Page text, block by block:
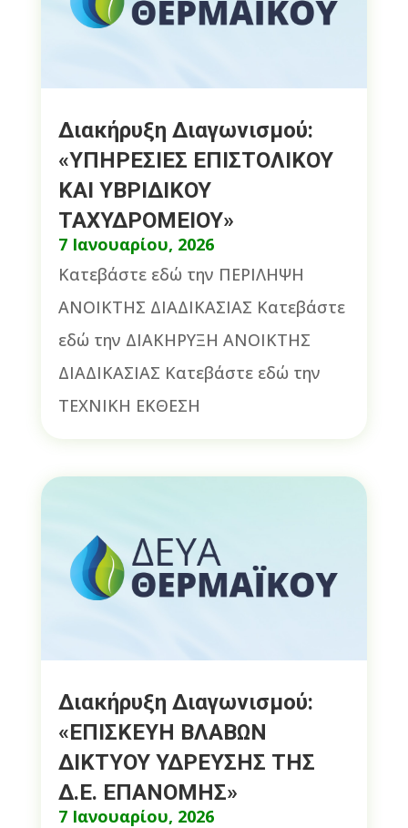
Διακήρυξη Διαγωνισμού:
«ΥΠΗΡΕΣΙΕΣ ΕΠΙΣΤΟΛΙΚΟΥ
ΚΑΙ ΥΒΡΙΔΙΚΟΥ
ΤΑΧΥΔΡΟΜΕΙΟΥ»
7 Ιανουαρίου, 2026
Κατεβάστε εδώ την ΠΕΡΙΛΗΨΗ
ΑΝΟΙΚΤΗΣ ΔΙΑΔΙΚΑΣΙΑΣ Κατεβάστε
εδώ την ΔΙΑΚΗΡΥΞΗ ΑΝΟΙΚΤΗΣ
ΔΙΑΔΙΚΑΣΙΑΣ Κατεβάστε εδώ την
ΤΕΧΝΙΚΗ ΕΚΘΕΣΗ
Διακήρυξη Διαγωνισμού:
«ΕΠΙΣΚΕΥΗ ΒΛΑΒΩΝ
ΔΙΚΤΥΟΥ ΥΔΡΕΥΣΗΣ ΤΗΣ
Δ.Ε. ΕΠΑΝΟΜΗΣ»
7 Ιανουαρίου, 2026